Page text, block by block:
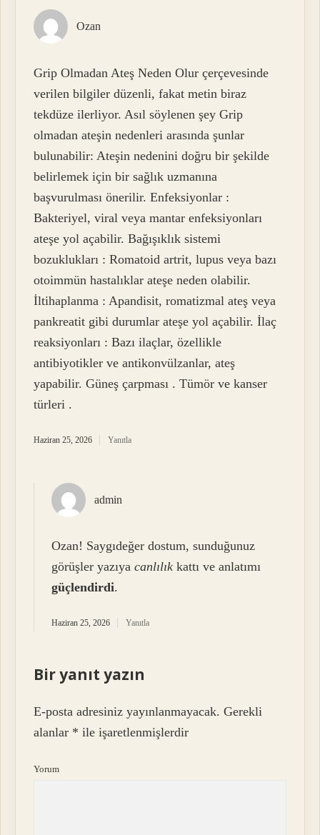
Ozan
Grip Olmadan Ateş Neden Olur çerçevesinde
verilen bilgiler düzenli, fakat metin biraz
tekdüze ilerliyor. Asıl söylenen şey Grip
olmadan ateşin nedenleri arasında şunlar
bulunabilir: Ateşin nedenini doğru bir şekilde
belirlemek için bir sağlık uzmanına
başvurulması önerilir. Enfeksiyonlar :
Bakteriyel, viral veya mantar enfeksiyonları
ateşe yol açabilir. Bağışıklık sistemi
bozuklukları : Romatoid artrit, lupus veya bazı
otoimmün hastalıklar ateşe neden olabilir.
İltihaplanma : Apandisit, romatizmal ateş veya
pankreatit gibi durumlar ateşe yol açabilir. İlaç
reaksiyonları : Bazı ilaçlar, özellikle
antibiyotikler ve antikonvülzanlar, ateş
yapabilir. Güneş çarpması . Tümör ve kanser
türleri .
Haziran 25, 2026 Yanıtla
admin
Ozan! Saygıdeğer dostum, sunduğunuz
görüşler yazıyacanlılık kattı ve anlatımı
güçlendirdi.
Haziran 25, 2026 Yanıtla
Bir yanıt yazın
E-posta adresiniz yayınlanmayacak. Gerekli
alanlar * ile işaretlenmişlerdir
Yorum